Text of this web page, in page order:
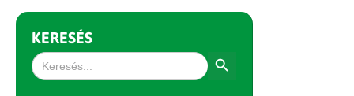
KERESÉS
Search
for: